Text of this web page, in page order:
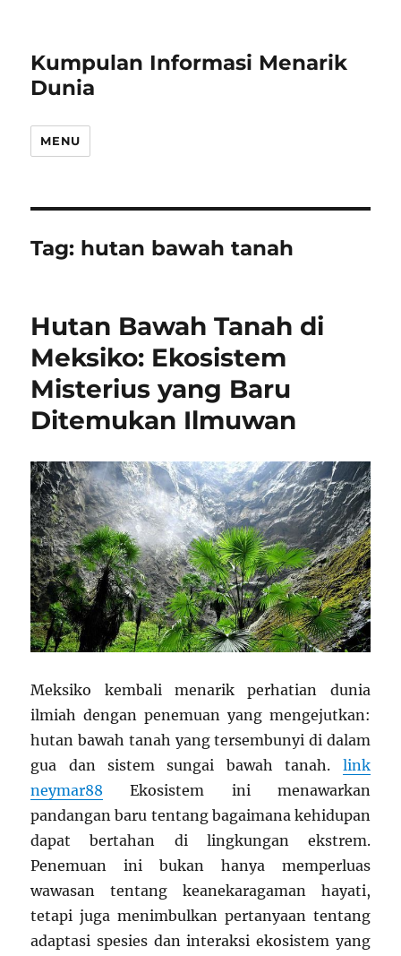
Kumpulan Informasi Menarik
Dunia
MENU
Tag: hutan bawah tanah
Hutan Bawah Tanah di
Meksiko: Ekosistem
Misterius yang Baru
Ditemukan Ilmuwan
Meksiko kembali menarik perhatian dunia
ilmiah dengan penemuan yang mengejutkan:
hutan bawah tanah yang tersembunyi di dalam
gua dan sistem sungai bawah tanah. link
neymar88 Ekosistem ini menawarkan
pandangan baru tentang bagaimana kehidupan
dapat bertahan di lingkungan ekstrem.
Penemuan ini bukan hanya memperluas
wawasan tentang keanekaragaman hayati,
tetapi juga menimbulkan pertanyaan tentang
adaptasi spesies dan interaksi ekosistem yang